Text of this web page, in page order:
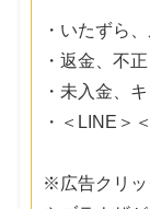
・いたずら
・返金、不正
・未入金、
・＜LINE＞
※広告クリッ